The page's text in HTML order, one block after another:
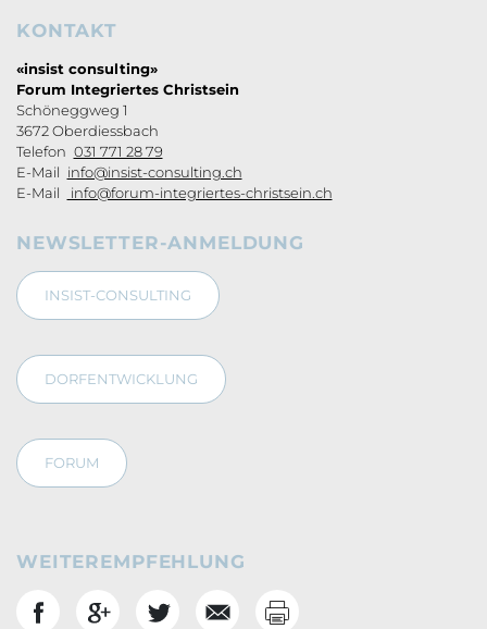
Footerbereich
KONTAKT
«insist consulting»
Forum Integriertes Christsein
Schöneggweg 1
3672 Oberdiessbach
Telefon 031 771 28 79
E-Mail info@insist-consulting.ch
E-Mail
info@forum-integriertes-christsein.ch
NEWSLETTER-ANMELDUNG
INSIST-CONSULTING
DORFENTWICKLUNG
FORUM
Social Bookmarks
WEITEREMPFEHLUNG
Drucken